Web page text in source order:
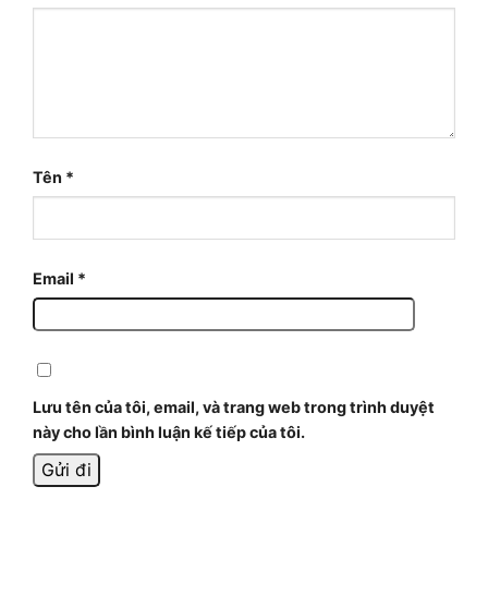
Tên *
Email *
Lưu tên của tôi, email, và trang web trong trình duyệt
này cho lần bình luận kế tiếp của tôi.